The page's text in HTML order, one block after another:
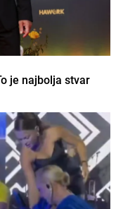
je najbolja stvar